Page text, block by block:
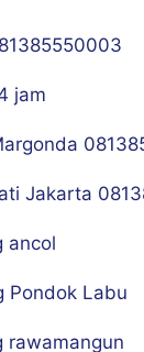
jam
Jakarta
ancol
Pondok Labu
rawamangun